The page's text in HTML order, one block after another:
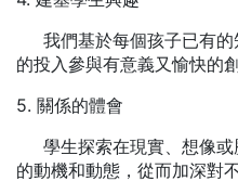
我們基於每個孩子已有的
的投入參與有意義又愉快的
5. 關係的體會
學生探索在現實、想像或
的動機和動態，從而加深對